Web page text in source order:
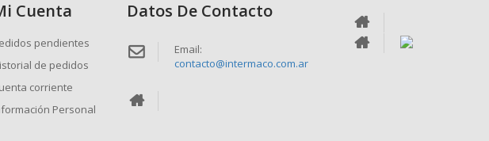
Cuenta
pendientes
de pedidos
corriente
Personal
Datos De Contacto
Email:
contacto@intermaco.com.ar